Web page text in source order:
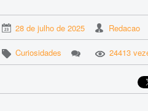
28 de julho de 2025 Redacao
Curiosidades 24413